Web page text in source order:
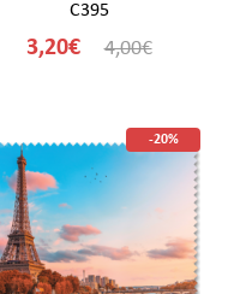
C395
3,20€ 4,00€
-20%